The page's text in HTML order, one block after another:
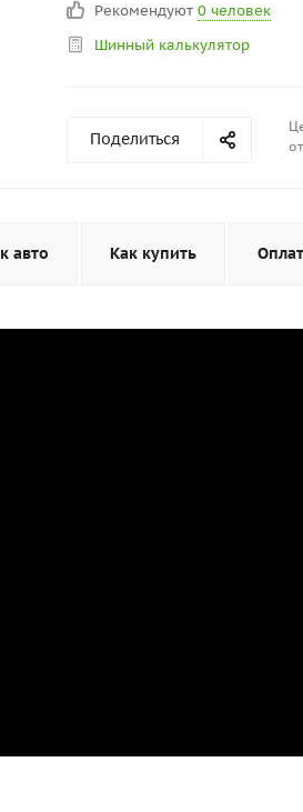
Рекомендуют 0 человек
Шинный калькулятор
Поделиться
авто Как купить